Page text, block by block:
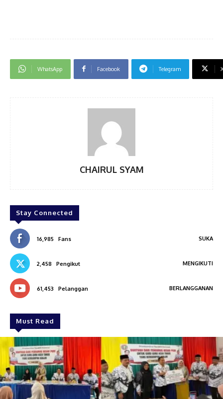
WhatsApp Facebook Telegram
CHAIRUL SYAM
Stay Connected
16,985 Fans SUKA
2,458 Pengikut MENGIKUTI
61,453 Pelanggan BERLANGGANAN
Must Read